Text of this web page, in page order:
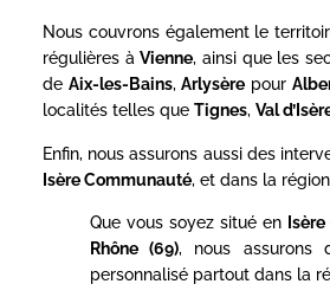
Nous couvrons également le
régulières àVienne, ainsi que les
de Aix-les-Bains,Arlysère pour
localités telles que Tignes, Val
Enfin, nous assurons aussi des
Isère Communauté, et dans la région
Que vous soyez situé en
Rhône (69), nous assurons
personnalisé partout dans la